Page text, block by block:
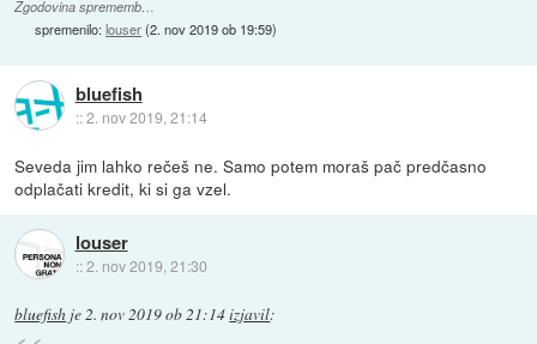
Zgodovina sprememb…
spremenilo:louser(2. nov 2019 ob 19:59)
bluefish
::2. nov 2019, 21:14
Seveda jim lahko rečeš ne. Samo potem moraš pač predčasno
odplačati kredit, ki si ga vzel.
louser
::2. nov 2019, 21:30
bluefish je2. nov 2019 ob 21:14izjavil: